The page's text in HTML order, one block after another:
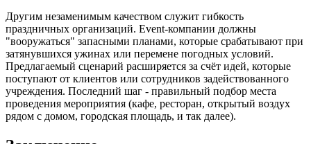
Другим незаменимым качеством служит гибкость
праздничных организаций. Event-компании должны
"вооружаться" запасными планами, которые срабатывают при
затянувшихся ужинах или перемене погодных условий.
Предлагаемый сценарий расширяется за счёт идей, которые
поступают от клиентов или сотрудников задействованного
учреждения. Последний шаг - правильный подбор места
проведения мероприятия (кафе, ресторан, открытый воздух
рядом с домом, городская площадь, и так далее).